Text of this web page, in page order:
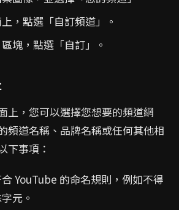
，點選「自訂頻道」。
塊，點選「自訂」。
上，您可以選擇您想要的頻道網
頻道名稱、品牌名稱或任何其他相
下事項：
YouTube 的命名規則，例如不得
元。